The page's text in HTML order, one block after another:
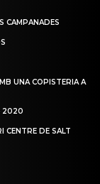
CAMPANADES
UNA COPISTERIA A
2020
CENTRE DE SALT